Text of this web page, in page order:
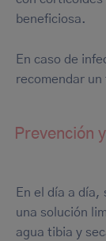
beneficiosa.
En caso de
recomendar
Prevención
En el día a día,
una solución
agua tibia y